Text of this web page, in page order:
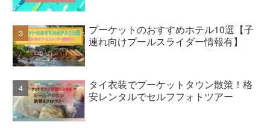
プーケットのおすすめホテル10選【子
連れ向けプールスライダー情報有】
タイ衣装でプーケットタウン散策！格
安レンタルでセルフフォトツアー